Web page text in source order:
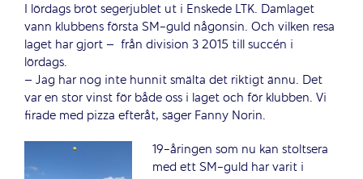
I lördags bröt segerjublet ut i Enskede LTK. Damlaget
vann klubbens första SM-guld någonsin. Och vilken resa
laget har gjort – från division 3 2015 till succén i
lördags.
– Jag har nog inte hunnit smälta det riktigt ännu. Det
var en stor vinst för både oss i laget och för klubben. Vi
firade med pizza efteråt, säger Fanny Norin.
19-åringen som nu kan stoltsera
med ett SM-guld har varit i